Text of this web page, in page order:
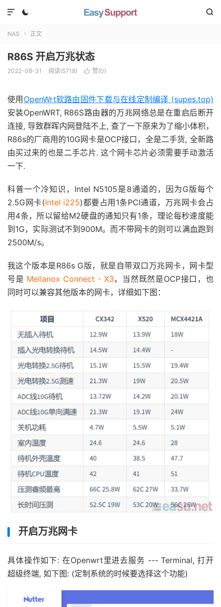
 

NAS  正文
R86S 开启万兆状态
2022-08-31 阅读(5718)  赞(0)
使用 OpenWrt软路由固件下载与在线定制编译 (supes.top)
安装OpenWRT, R86S路由器的万兆网络总是在重启后断开
连接, 导致群晖内网登陆不上, 查了一下原来为了缩小体积，
R86s的厂商用的10G网卡是OCP接口，全是二手货, 全新路
由买过来的也是二手芯片. 这个网卡芯片必须需要手动激活
一下.
科普一个冷知识，Intel N5105是8通道的，因为G版每个
2.5G网卡(Intel i225)都要占用1条PCI通道，万兆网卡会占
用4条，所以留给M2硬盘的通知只有1条，理论每秒速度能
到1G，实际测试不到900M。而不带网卡的则可以满血跑到
2500M/s。
我这个版本是R86s G版，就是自带双口万兆网卡，网卡型
号是 Mellanox Connect - X3，当然既然是OCP接口，也
同时可以兼容其他版本的网卡，详细如下图：
开启万兆网卡
具体操作如下: 在Openwrt里进去服务 --- Terminal, 打开
超级终端, 如下图: (定制系统的时候要选择这个功能)